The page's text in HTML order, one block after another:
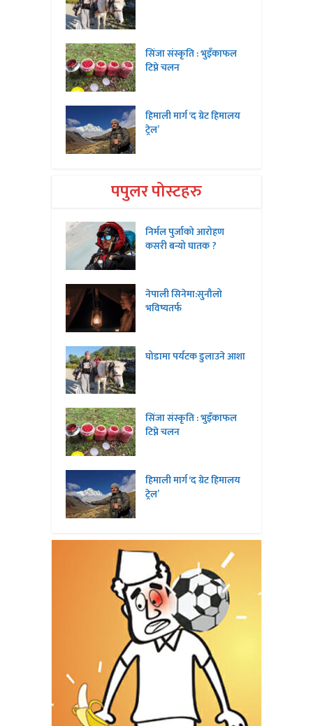
सिंजा संस्कृति : भुइँकाफल
टिप्ने चलन
हिमाली मार्ग ‘द ग्रेट हिमालय
ट्रेल’
पपुलर पोस्टहरु
निर्मल पुर्जाको आरोहण
कसरी बन्यो घातक ?
नेपाली सिनेमा:सुनौलो
भविष्यतर्फ
घोडामा पर्यटक डुलाउने आशा
सिंजा संस्कृति : भुइँकाफल
टिप्ने चलन
हिमाली मार्ग ‘द ग्रेट हिमालय
ट्रेल’